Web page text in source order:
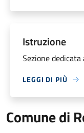
Istruzione
Sezione
LEGGI DI PIÙ
Comune di